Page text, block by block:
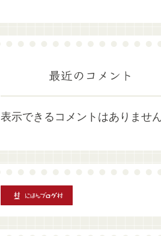
最近のコメント
表示できるコメントはありません